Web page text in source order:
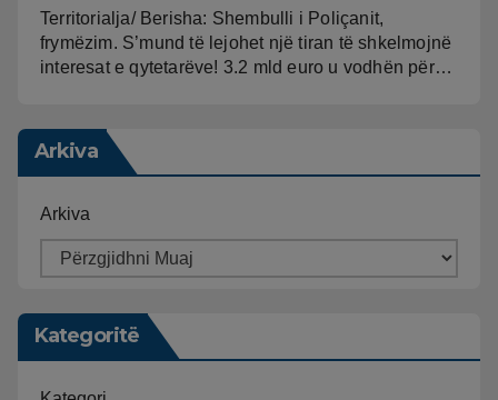
Territorialja/ Berisha: Shembulli i Poliçanit,
frymëzim. S’mund të lejohet një tiran të shkelmojnë
interesat e qytetarëve! 3.2 mld euro u vodhën për…
Arkiva
Arkiva
Kategoritë